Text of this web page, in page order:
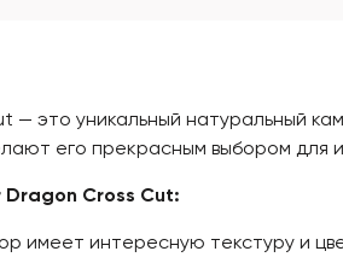
— это уникальный натуральный
его прекрасным выбором для
Cross Cut:
имеет интересную текстуру и